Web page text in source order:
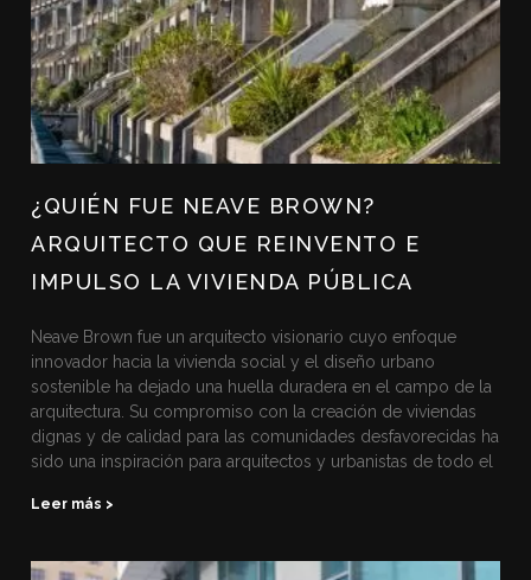
¿QUIÉN FUE NEAVE BROWN?
ARQUITECTO QUE REINVENTO E
IMPULSO LA VIVIENDA PÚBLICA
Neave Brown fue un arquitecto visionario cuyo enfoque
innovador hacia la vivienda social y el diseño urbano
sostenible ha dejado una huella duradera en el campo de la
arquitectura. Su compromiso con la creación de viviendas
dignas y de calidad para las comunidades desfavorecidas ha
sido una inspiración para arquitectos y urbanistas de todo el
Leer más >